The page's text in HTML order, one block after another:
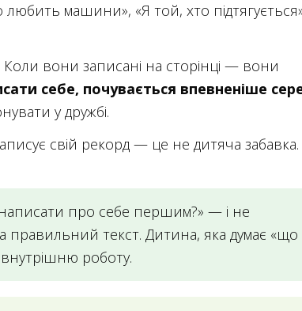
машини», «Я той, хто
вони записані на сторінці — вони
себе, почувається впевненіше
у дружбі.
свій рекорд — це не дитяча забавка.
про себе першим?» — і не
правильний текст. Дитина, яка думає «що
роботу.